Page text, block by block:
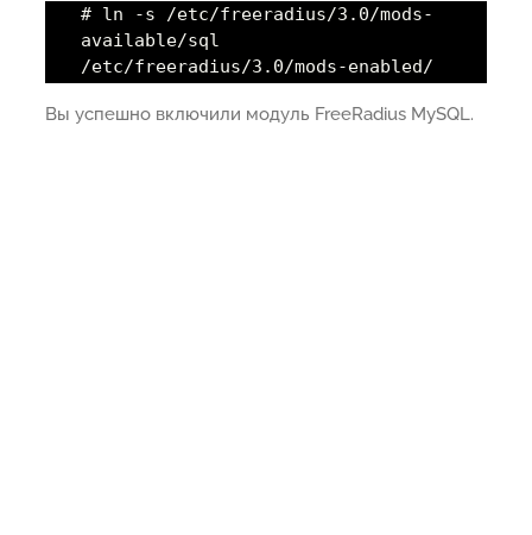
# ln -s /etc/freeradius/3.0/mods-
available/sql
/etc/freeradius/3.0/mods-enabled/
Вы успешно включили модуль FreeRadius MySQL.